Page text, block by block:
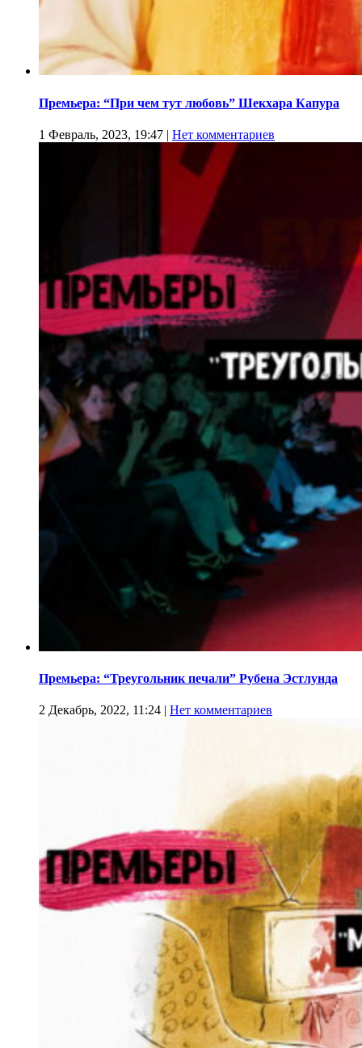
Премьера: “При чем тут любовь” Шекхара Капура
1 Февраль, 2023, 19:47 | Нет комментариев
Премьера: “Треугольник печали” Рубена Эстлунда
2 Декабрь, 2022, 11:24 | Нет комментариев